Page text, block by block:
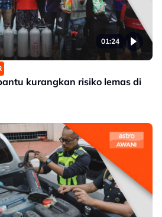
01:24
kurangkan risiko lemas di